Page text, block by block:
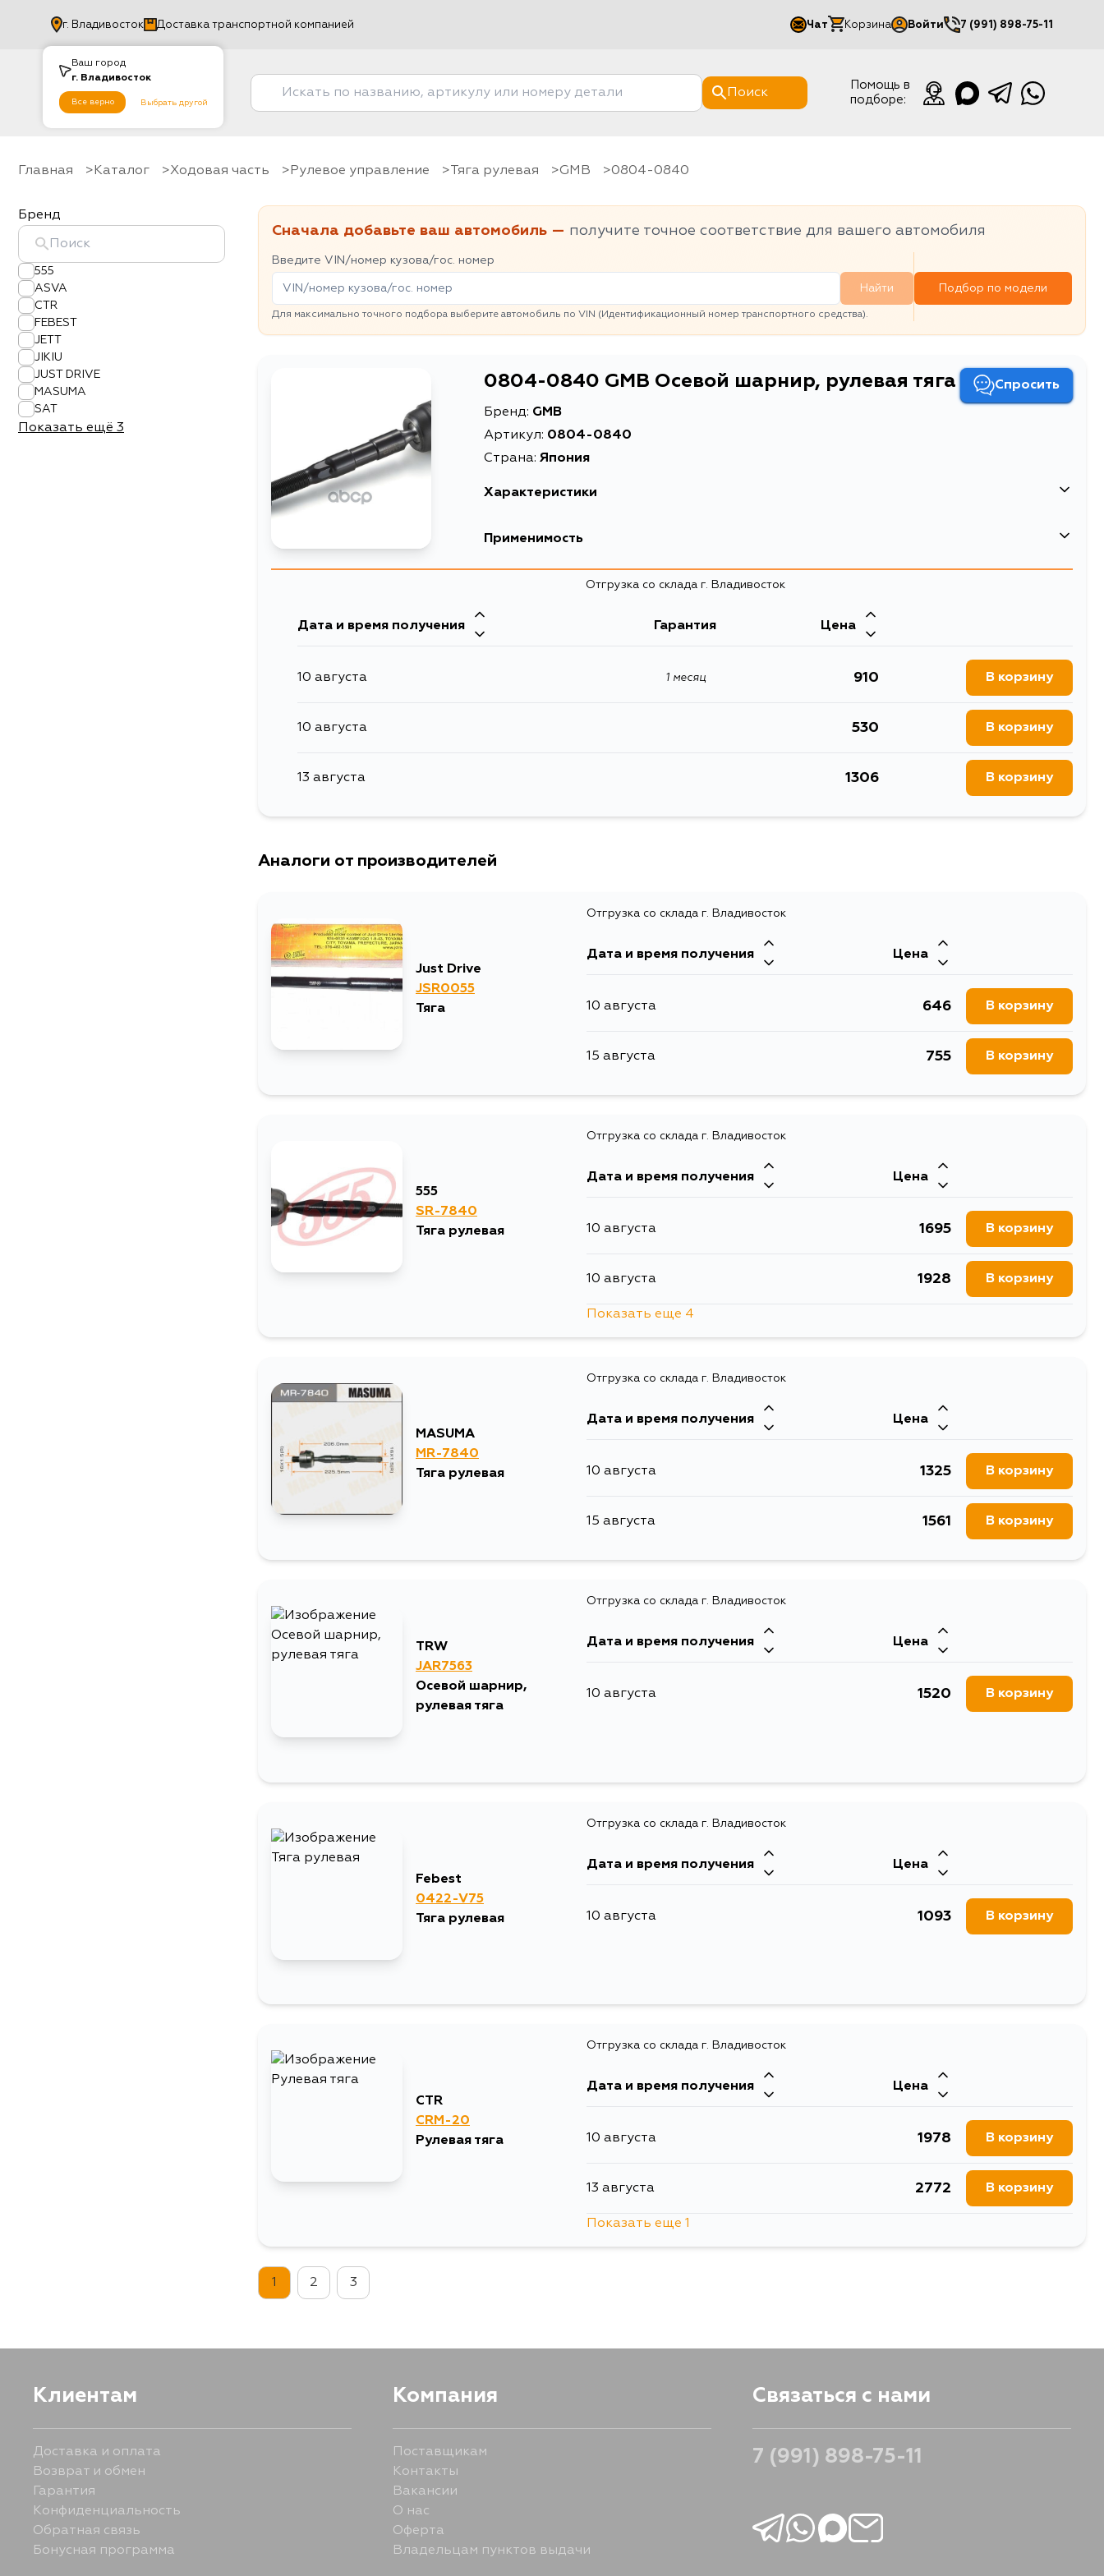
Ваш город
г. Владивосток
Все верно Выбрать другой
г. Владивосток Доставка транспортной компанией Чат Корзина Войти
Мой кабинет
7 (991) 898-75-11
Поиск
Помощь в
подборе:
Главная Каталог Ходовая часть рулевое управление Тяга рулевая GMB 0804-0840
Бренд
555
ASVA
CTR
FEBEST
JETT
JIKIU
JUST DRIVE
MASUMA
SAT
Показать ещё 3
Сначала добавьте ваш автомобиль — получите точное соответствие для вашего автомобиля
Введите VIN/номер кузова/гос. номер
Найти
Для максимально точного подбора выберите автомобиль по VIN (Идентификационный номер транспортного средства).
Подбор по модели
0804-0840 GMB Осевой шарнир, рулевая тяга Спросить
Бренд: GMB
Артикул: 0804-0840
Страна: Япония
Характеристики
Высота упаковки, мм
Применимость
Двигатель
V63W, V64W, V65W, V66W, V67W, V68W, V73W, V74W, V75W, V76W,
6G75, 6G74, 6G72, 4M41, 4M40, 4D56
Отгрузка со склада г. Владивосток
Дата и время получения Гарантия Цена
10 августа 1 месяц 910 В корзину
10 августа 530 В корзину
13 августа 1306 В корзину
Аналоги от производителей
Just Drive
JSR0055
Тяга
Отгрузка со склада г. Владивосток
Дата и время получения Цена
10 августа 646 В корзину
15 августа 755 В корзину
555
SR-7840
Тяга рулевая
Отгрузка со склада г. Владивосток
Дата и время получения Цена
10 августа 1695 В корзину
10 августа 1928 В корзину
15 августа
15 августа 2533
18 августа 1723 В корзину
Показать еще 4
MASUMA
MR-7840
Тяга рулевая
Отгрузка со склада г. Владивосток
Дата и время получения Цена
10 августа 1325 В корзину
15 августа 1561 В корзину
TRW
JAR7563
Осевой шарнир,
рулевая тяга
Отгрузка со склада г. Владивосток
Дата и время получения Цена
10 августа 1520 В корзину
Febest
0422-V75
Тяга рулевая
Отгрузка со склада г. Владивосток
Дата и время получения Цена
10 августа 1093 В корзину
CTR
CRM-20
Рулевая тяга
Отгрузка со склада г. Владивосток
Дата и время получения Цена
10 августа 1978 В корзину
13 августа 2772 В корзину
Показать еще 1
1 2 3
Клиентам
Доставка и оплата
Возврат и обмен
Гарантия
Конфиденциальность
Обратная связь
Бонусная программа
Компания
Поставщикам
Контакты
Вакансии
О нас
Оферта
Владельцам пунктов выдачи
Связаться с нами
7 (991) 898-75-11